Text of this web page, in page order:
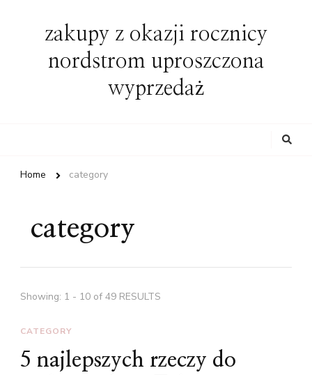
zakupy z okazji rocznicy
nordstrom uproszczona
wyprzedaż
Home category
category
Showing: 1 - 10 of 49 RESULTS
CATEGORY
5 najlepszych rzeczy do